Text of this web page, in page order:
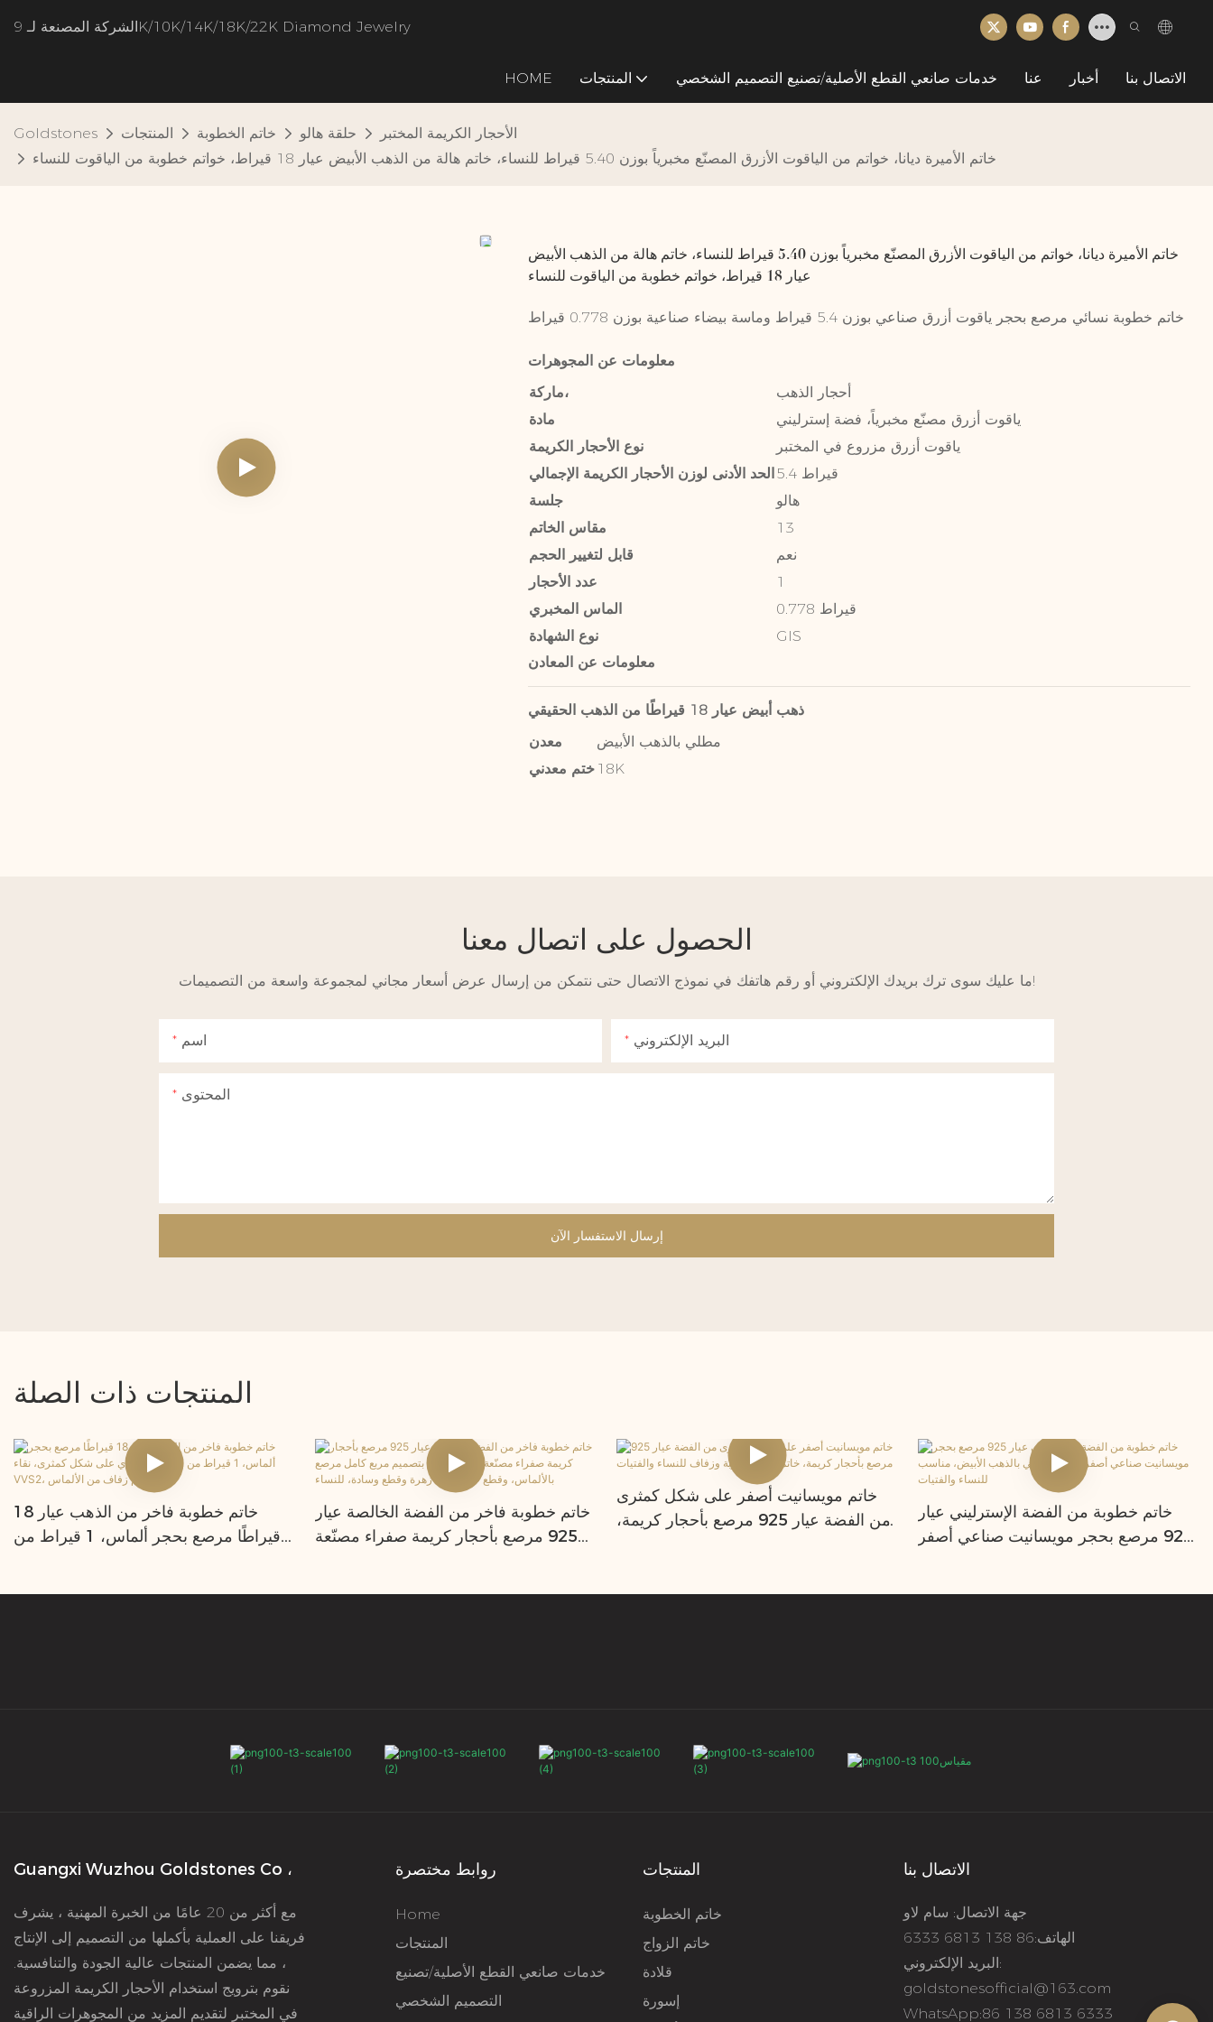
الشركة المصنعة لـ 9K/10K/14K/18K/22K Diamond Jewelry
HOME المنتجات خدمات صانعي القطع الأصلية/تصنيع التصميم الشخصي عنا أخبار الاتصال بنا
Goldstones المنتجات خاتم الخطوبة حلقة هالو
الأحجار الكريمة المختبر
خاتم الأميرة ديانا، خواتم من الياقوت الأزرق المصنّع مخبرياً بوزن 5.40 قيراط للنساء، خاتم هالة من الذهب الأبيض عيار 18 قيراط، خواتم خطوبة من الياقوت للنساء
خاتم الأميرة ديانا، خواتم من الياقوت الأزرق المصنّع مخبرياً بوزن 5.40 قيراط للنساء، خاتم هالة من الذهب الأبيض
عيار 18 قيراط، خواتم خطوبة من الياقوت للنساء
خاتم خطوبة نسائي مرصع بحجر ياقوت أزرق صناعي بوزن 5.4 قيراط وماسة بيضاء صناعية بوزن 0.778 قيراط
معلومات عن المجوهرات
ماركة،
أحجار الذهب
مادة
ياقوت أزرق مصنّع مخبرياً، فضة إسترليني
نوع الأحجار الكريمة
ياقوت أزرق مزروع في المختبر
الحد الأدنى لوزن الأحجار الكريمة الإجمالي
5.4 قيراط
جلسة
هالو
مقاس الخاتم
13
قابل لتغيير الحجم
نعم
عدد الأحجار
1
الماس المخبري
0.778 قيراط
نوع الشهادة
GIS
معلومات عن المعادن
ذهب أبيض عيار 18 قيراطًا من الذهب الحقيقي
معدن
مطلي بالذهب الأبيض
ختم معدني 18K
الحصول على اتصال معنا
ما عليك سوى ترك بريدك الإلكتروني أو رقم هاتفك في نموذج الاتصال حتى نتمكن من إرسال عرض أسعار مجاني لمجموعة واسعة من التصميمات!
اسم البريد الإلكتروني
المحتوى
إرسال الاستفسار الآن
المنتجات ذات الصلة
خاتم خطوبة فاخر من الذهب عيار 18
قيراطًا مرصع بحجر ألماس، 1 قيراط من
خاتم خطوبة فاخر من الفضة الخالصة عيار
925 مرصع بأحجار كريمة صفراء مصنّعة
خاتم مويسانيت أصفر على شكل كمثرى
من الفضة عيار 925 مرصع بأحجار كريمة،
خاتم خطوبة من الفضة الإسترليني عيار
925 مرصع بحجر مويسانيت صناعي أصفر
Guangxi Wuzhou Goldstones Co ،
مع أكثر من 20 عامًا من الخبرة المهنية ، يشرف
فريقنا على العملية بأكملها من التصميم إلى الإنتاج
، مما يضمن المنتجات عالية الجودة والتنافسية.
نقوم بترويج استخدام الأحجار الكريمة المزروعة
في المختبر لتقديم المزيد من المجوهرات الراقية
روابط مختصرة
Home
المنتجات
خدمات صانعي القطع الأصلية/تصنيع
التصميم الشخصي
المنتجات
خاتم الخطوبة
خاتم الزواج
قلادة
إسورة
الاتصال بنا
جهة الاتصال: سام لاو
البريد الإلكتروني:
goldstonesofficial@163.com
WhatsApp:86 138 6813 6333